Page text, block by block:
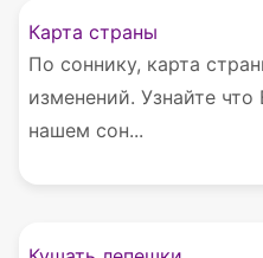
Карта страны
По соннику, карта
изменений. Узнайте
нашем сон...